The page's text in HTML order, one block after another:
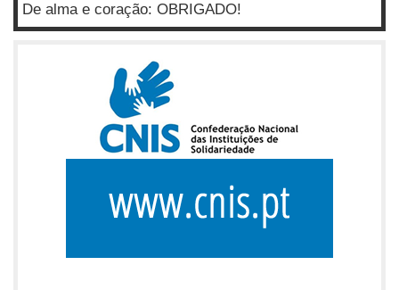
De alma e coração: OBRIGADO!